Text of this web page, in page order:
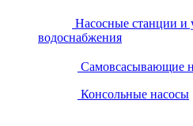
Насосные станции и
водоснабжения
Самовсасывающие
Консольные насосы